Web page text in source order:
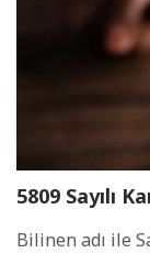
5809 Sayılı
Bilinen adı ile